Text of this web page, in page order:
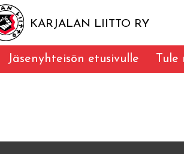
KARJALAN LIITTO RY
Jäsenyhteisön etusivulle